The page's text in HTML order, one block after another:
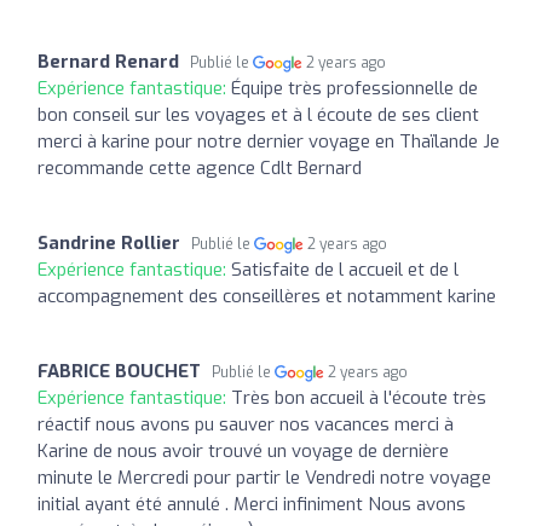
Bernard Renard Publié le 2 years ago
Expérience fantastique: Équipe très professionnelle de
bon conseil sur les voyages et à l écoute de ses client
merci à karine pour notre dernier voyage en Thaïlande Je
recommande cette agence Cdlt Bernard
Sandrine Rollier Publié le 2 years ago
Expérience fantastique: Satisfaite de l accueil et de l
accompagnement des conseillères et notamment karine
FABRICE BOUCHET Publié le 2 years ago
Expérience fantastique: Très bon accueil à l'écoute très
réactif nous avons pu sauver nos vacances merci à
Karine de nous avoir trouvé un voyage de dernière
minute le Mercredi pour partir le Vendredi notre voyage
initial ayant été annulé . Merci infiniment Nous avons